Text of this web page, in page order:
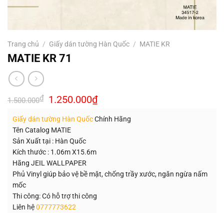
Trang chủ / Giấy dán tường Hàn Quốc / MATIE KR
MATIE KR 71
1.500.000₫ Giá
gốc
1.500.000₫.
1.250.000₫Giá
hiện
là:
Giấy dán tường Hàn QuốcChính Hãng
Tên Catalog MATIE
Sản Xuất tại : Hàn Quốc
Kích thước : 1.06m X15.6m
Hãng JEIL WALLPAPER
Phủ Vinyl giúp bảo vệ bề mặt, chống trầy xước, ngăn ngừa nấm
mốc
Thi công: Có hỗ trợ thi công
Liên hệ0777773622